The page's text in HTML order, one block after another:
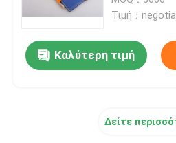
πολυ mailers φυσαλίδων
Τιμή：
Καλύτερη τιμή
Δείτε